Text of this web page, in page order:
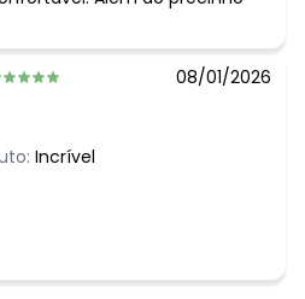
08/01/2026
Incrível